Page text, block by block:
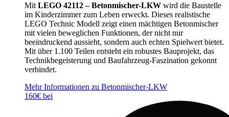
Mit LEGO 42112 – Betonmischer-LKW wird die Baustelle
im Kinderzimmer zum Leben erweckt. Dieses realistische
LEGO Technic Modell zeigt einen mächtigen Betonmischer
mit vielen beweglichen Funktionen, der nicht nur
beeindruckend aussieht, sondern auch echten Spielwert bietet.
Mit über 1.100 Teilen entsteht ein robustes Bauprojekt, das
Technikbegeisterung und Baufahrzeug-Faszination gekonnt
verbindet.
Mehr Informationen zu Betonmischer-LKW
160€ bei